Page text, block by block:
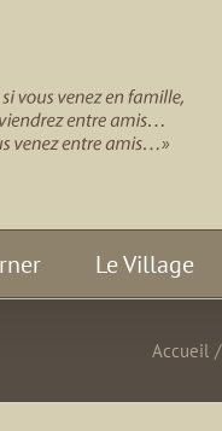
Le Village
Accueil /